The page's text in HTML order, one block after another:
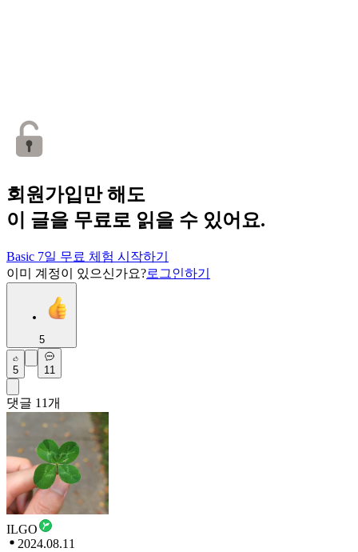
회원가입만 해도
이 글을 무료로 읽을 수 있어요.
Basic 7일 무료 체험 시작하기
이미 계정이 있으신가요?로그인하기
5
5 11
댓글 11개
ILGO
2024.08.11